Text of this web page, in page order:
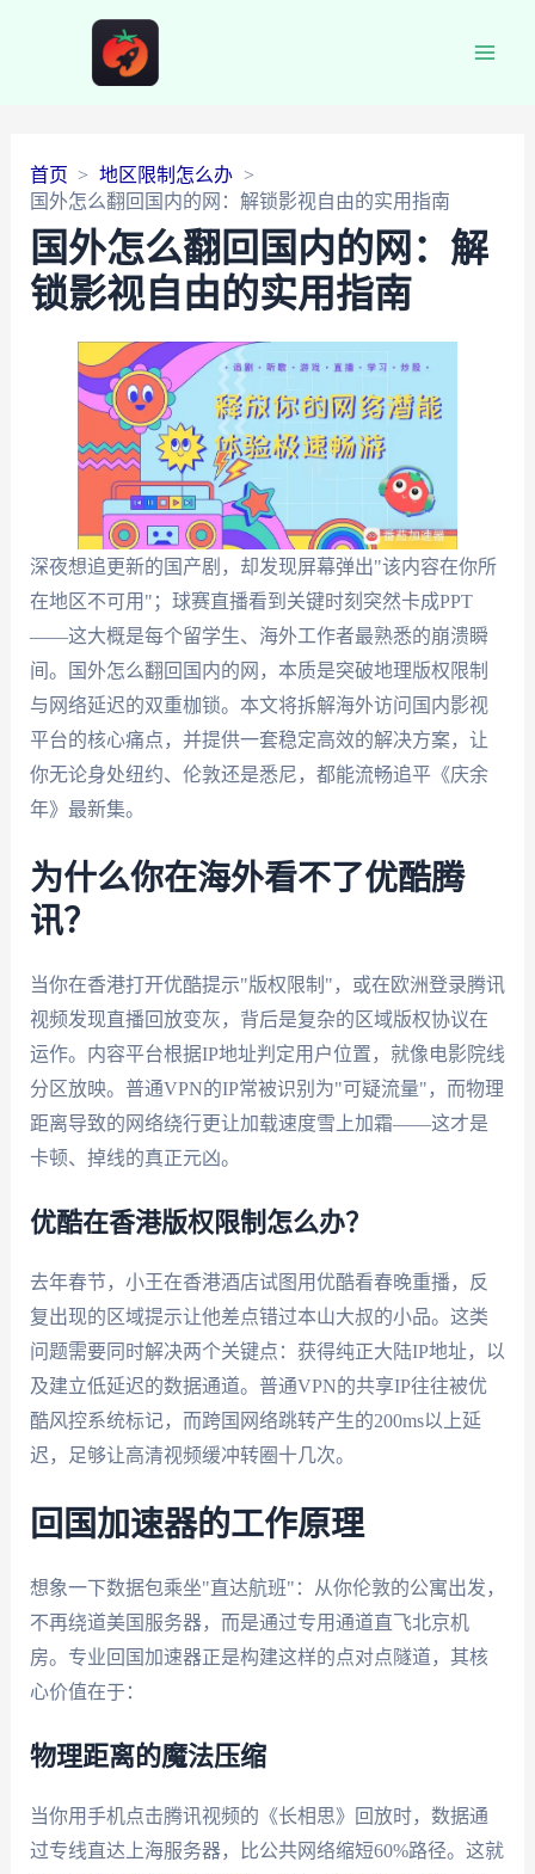
首页
地区限制怎么办
国外怎么翻回国内的网：解锁影视自由的实用指南
国外怎么翻回国内的网：解
锁影视自由的实用指南
深夜想追更新的国产剧，却发现屏幕弹出"该内容在你所
在地区不可用"；球赛直播看到关键时刻突然卡成PPT
——这大概是每个留学生、海外工作者最熟悉的崩溃瞬
间。国外怎么翻回国内的网，本质是突破地理版权限制
与网络延迟的双重枷锁。本文将拆解海外访问国内影视
平台的核心痛点，并提供一套稳定高效的解决方案，让
你无论身处纽约、伦敦还是悉尼，都能流畅追平《庆余
年》最新集。
为什么你在海外看不了优酷腾
讯？
当你在香港打开优酷提示"版权限制"，或在欧洲登录腾讯
视频发现直播回放变灰，背后是复杂的区域版权协议在
运作。内容平台根据IP地址判定用户位置，就像电影院线
分区放映。普通VPN的IP常被识别为"可疑流量"，而物理
距离导致的网络绕行更让加载速度雪上加霜——这才是
卡顿、掉线的真正元凶。
优酷在香港版权限制怎么办？
去年春节，小王在香港酒店试图用优酷看春晚重播，反
复出现的区域提示让他差点错过本山大叔的小品。这类
问题需要同时解决两个关键点：获得纯正大陆IP地址，以
及建立低延迟的数据通道。普通VPN的共享IP往往被优
酷风控系统标记，而跨国网络跳转产生的200ms以上延
迟，足够让高清视频缓冲转圈十几次。
回国加速器的工作原理
想象一下数据包乘坐"直达航班"：从你伦敦的公寓出发，
不再绕道美国服务器，而是通过专用通道直飞北京机
房。专业回国加速器正是构建这样的点对点隧道，其核
心价值在于：
物理距离的魔法压缩
当你用手机点击腾讯视频的《长相思》回放时，数据通
过专线直达上海服务器，比公共网络缩短60%路径。这就